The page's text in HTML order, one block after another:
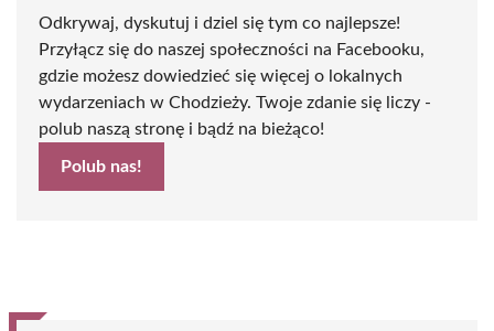
Odkrywaj, dyskutuj i dziel się tym co najlepsze!
Przyłącz się do naszej społeczności na Facebooku,
gdzie możesz dowiedzieć się więcej o lokalnych
wydarzeniach w Chodzieży. Twoje zdanie się liczy -
polub naszą stronę i bądź na bieżąco!
Polub nas!